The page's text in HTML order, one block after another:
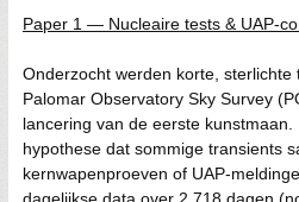
Paper 1 — Nucleaire tests & UAP-
Onderzocht werden korte, sterlichte
Palomar Observatory Sky Survey
lancering van de eerste
hypothese dat sommige transients
kernwapenproeven of UAP-